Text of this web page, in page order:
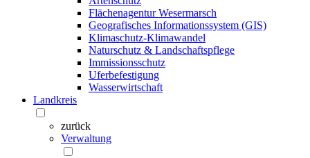
Flächenagentur Wesermarsch
Geografisches Informationssystem (GIS)
Klimaschutz-Klimawandel
Naturschutz & Landschaftspflege
Immissionsschutz
Uferbefestigung
Wasserwirtschaft
Landkreis
zurück
Verwaltung